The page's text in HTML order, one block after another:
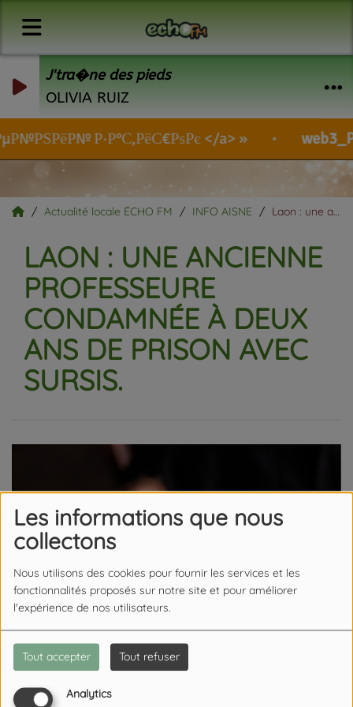
Les informations que nous
collectons
Nous utilisons des cookies pour fournir les services et les
fonctionnalités proposés sur notre site et pour améliorer
l'expérience de nos utilisateurs.
Tout accepter Tout refuser
Analytics
J'tra�ne des pieds
OLIVIA RUIZ
Р·Р°С‚РёС€РѕРє </a> web3_P-
Actualité locale ÉCHO FM INFO AISNE Laon : une ancienne professeure condamnée à deux ans de prison avec sursis.
LAON : UNE ANCIENNE
PROFESSEURE
CONDAMNÉE À DEUX
ANS DE PRISON AVEC
SURSIS.
06 JUILLET 2026